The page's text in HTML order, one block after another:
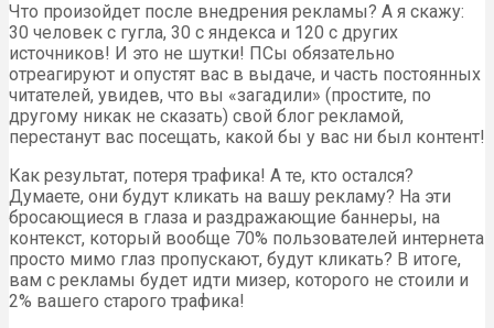
Что произойдет после внедрения рекламы? А я скажу:
30 человек с гугла, 30 с яндекса и 120 с других
источников! И это не шутки! ПСы обязательно
отреагируют и опустят вас в выдаче, и часть постоянных
читателей, увидев, что вы «загадили» (простите, по
другому никак не сказать) свой блог рекламой,
перестанут вас посещать, какой бы у вас ни был контент!
Как результат, потеря трафика! А те, кто остался?
Думаете, они будут кликать на вашу рекламу? На эти
бросающиеся в глаза и раздражающие баннеры, на
контекст, который вообще 70% пользователей интернета
просто мимо глаз пропускают, будут кликать? В итоге,
вам с рекламы будет идти мизер, которого не стоили и
2% вашего старого трафика!